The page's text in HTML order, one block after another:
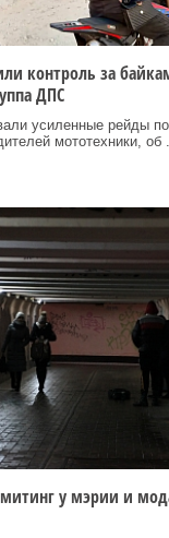
контроль за
ДПС
усиленные рейды
мототехники, об
у мэрии и